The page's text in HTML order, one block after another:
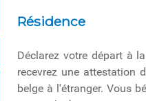
Résidence
Déclarez votre départ à
recevrez une attestation
belge à l'étranger. Vous